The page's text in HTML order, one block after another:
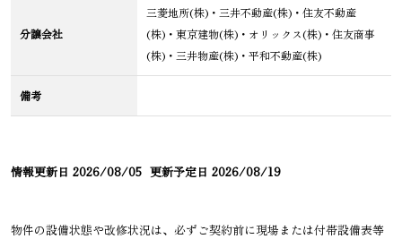
分譲会社
三菱地所(株)・三井不動産(株)・住友不動産
(株)・東京建物(株)・オリックス(株)・住友商事
(株)・三井物産(株)・平和不動産(株)
備考
情報更新日 2026/08/05 更新予定日 2026/08/19
物件の設備状態や改修状況は、必ずご契約前に現場または付帯設備表等